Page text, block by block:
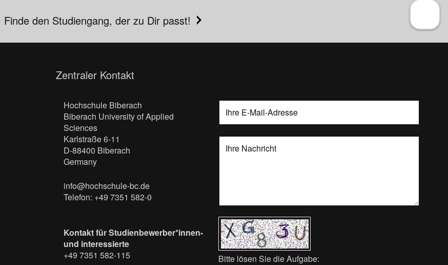
Finde den Studiengang, der zu Dir passt!
Zentraler Kontakt
Hochschule Biberach
Biberach University of Applied
Sciences
Karlstraße 6-11
D-88400 Biberach
Germany
info@hochschule-bc.de
Telefon: +49 7351 582-0
Kontakt für Studienbewerber*innen-
und interessierte
+49 7351 582-115
Bitte lösen Sie die Aufgabe: